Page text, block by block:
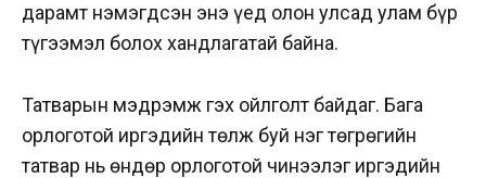
дарамт нэмэгдсэн энэ үед олон улсад улам бүр
түгээмэл болох хандлагатай байна.
Татварын мэдрэмж гэх ойлголт байдаг. Бага
орлоготой иргэдийн төлж буй нэг төгрөгийн
татвар нь өндөр орлоготой чинээлэг иргэдийн